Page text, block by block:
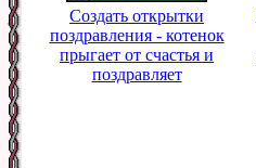
Создать открытки
поздравления - котенок
прыгает от счастья и
поздравляет